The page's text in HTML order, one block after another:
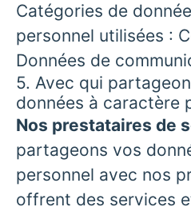
Catégories de
personnel utilisées :
Données de
5. Avec qui
données à caractère
Nos prestataires de
partageons vos
personnel avec nos
offrent des services